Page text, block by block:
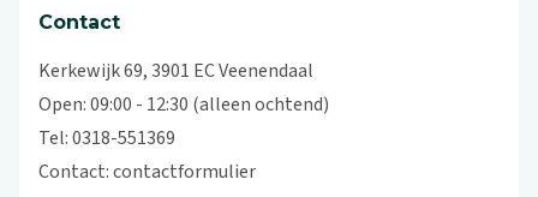
Contact
Kerkewijk 69, 3901 EC Veenendaal
Open: 09:00 - 12:30 (alleen ochtend)
Tel: 0318-551369
Contact:contactformulier